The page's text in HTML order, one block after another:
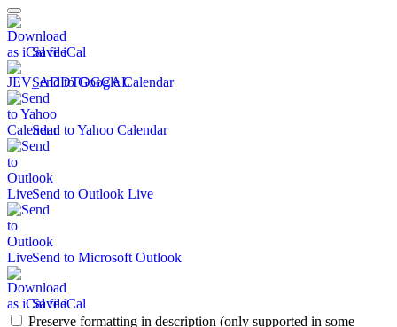
Save iCal
Send to Google Calendar
Send to Yahoo Calendar
Send to Outlook Live
Send to Microsoft Outlook
Save iCal
Preserve formatting in description (only supported in some